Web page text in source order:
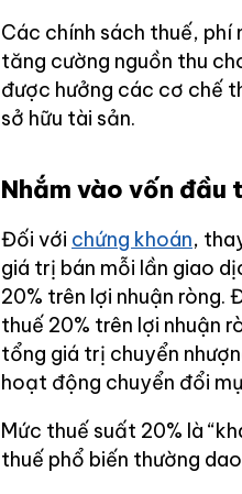
Các chính sách thuế, phí
tăng cường nguồn thu
được hưởng các cơ chế
sở hữu tài sản.
Nhắm vào vốn đầu
Đối với chứng khoán,
giá trị bán mỗi lần giao
20% trên lợi nhuận ròng.
thuế 20% trên lợi nhuận
tổng giá trị chuyển
hoạt động chuyển đổi
Mức thuế suất 20% là
thuế phổ biến thường